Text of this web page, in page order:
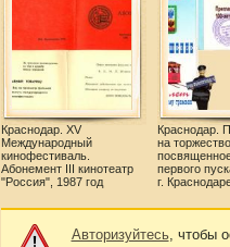
Краснодар. XV
Международный
кинофестиваль.
Абонемент III кинотеатр
"Россия", 1987 год
Краснодар.
на торжество,
первого
г.
Авторизуйтесь, чтобы